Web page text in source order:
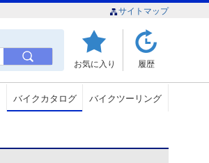
サイトマップ
お気に入り 履歴
バイクカタログ バイクツーリング